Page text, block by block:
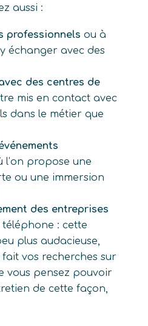
aussi :
professionnels ou à
échanger avec des
des centres de
mis en contact avec
dans le métier que
l’on propose une
ou une immersion
des entreprises
: cette
plus audacieuse,
fait vos recherches sur
vous pensez pouvoir
de cette façon,